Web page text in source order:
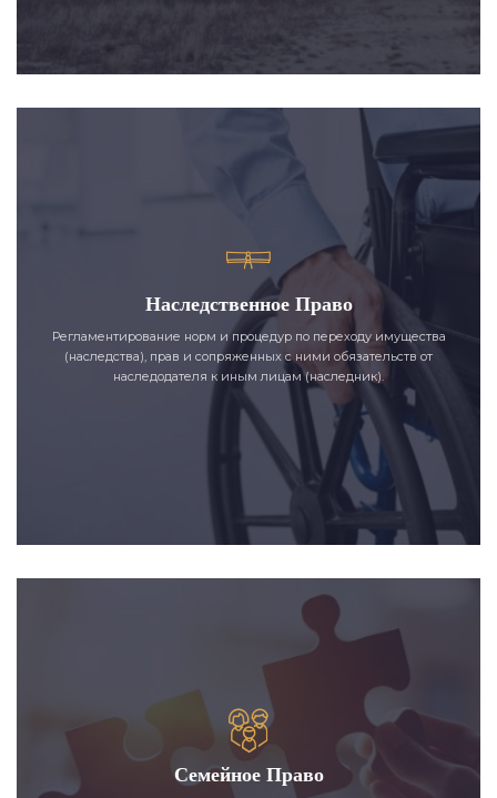
Наследственное Право
Регламентирование норм и процедур по переходу имущества
(наследства), прав и сопряженных с ними обязательств от
наследодателя к иным лицам (наследник).
Семейное Право